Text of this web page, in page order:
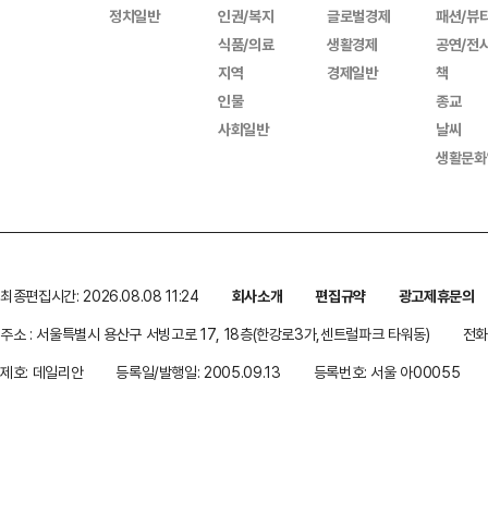
정치일반
인권/복지
식품/의료
지역
인물
사회일반
글로벌경제
생활경제
경제일반
패션/뷰
공연/전
책
종교
날씨
생활문
최종편집시간: 2026.08.08 11:24 회사소개 편집규약
광고제휴문의
주소 : 서울특별시 용산구 서빙고로 17, 18층(한강로3가,센트럴파크 타워동)
전
제호: 데일리안
등록일/발행일: 2005.09.13 등록번호: 서울 아00055